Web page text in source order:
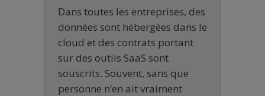
Dans toutes les entreprises, des
données sont hébergées dans le
cloud et des contrats portant
sur des outils SaaS sont
souscrits. Souvent, sans que
personne n’en ait vraiment